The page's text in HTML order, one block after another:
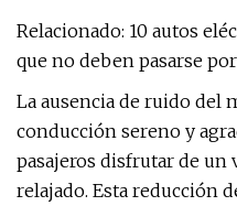
Relacionado: 10 autos
que no deben pasarse
La ausencia de ruido del
conducción sereno y
pasajeros disfrutar de un
relajado. Esta reducción